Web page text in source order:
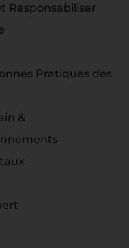
Responsabiliser
Pratiques des
&